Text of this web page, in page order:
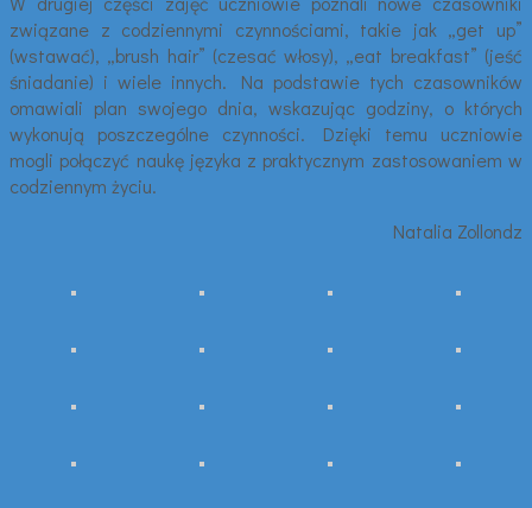
związane z codziennymi czynnościami, takie jak „get up”
(wstawać), „brush hair” (czesać włosy), „eat breakfast” (jeść
śniadanie) i wiele innych. Na podstawie tych czasowników
omawiali plan swojego dnia, wskazując godziny, o których
wykonują poszczególne czynności. Dzięki temu uczniowie
mogli połączyć naukę języka z praktycznym zastosowaniem w
codziennym życiu.
Natalia Zollondz